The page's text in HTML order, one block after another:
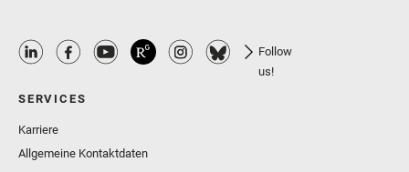
Follow
us!
SERVICES
Karriere
Allgemeine Kontaktdaten